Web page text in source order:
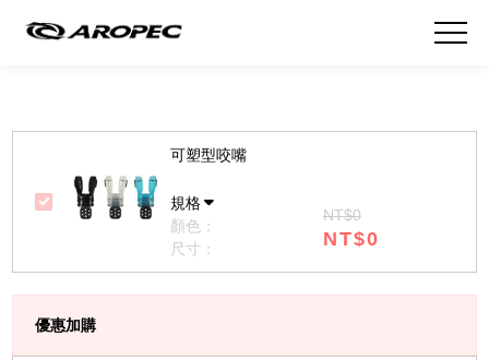
可塑型咬嘴
規格
顏色：
尺寸：
NT$0
NT$0
優惠加購